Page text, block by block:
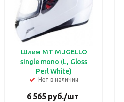
Шлем MT MUGELLO
single mono (L, Gloss
Perl White)
Нет в наличии
6 565 руб./шт